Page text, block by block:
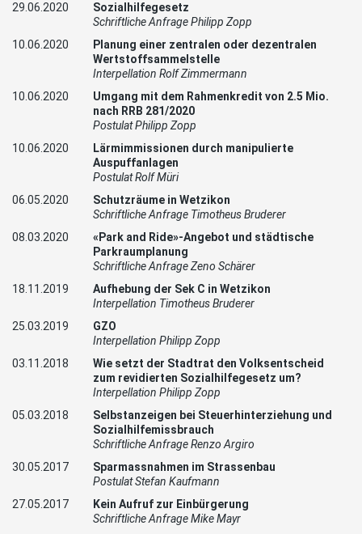
29.06.2020
Sozialhilfegesetz
Schriftliche Anfrage Philipp Zopp
10.06.2020
Planung einer zentralen oder dezentralen
Wertstoffsammelstelle
Interpellation Rolf Zimmermann
10.06.2020
Umgang mit dem Rahmenkredit von 2.5 Mio.
nach RRB 281/2020
Postulat Philipp Zopp
10.06.2020
Lärmimmissionen durch manipulierte
Auspuffanlagen
Postulat Rolf Müri
06.05.2020
Schutzräume in Wetzikon
Schriftliche Anfrage Timotheus Bruderer
08.03.2020
«Park and Ride»-Angebot und städtische
Parkraumplanung
Schriftliche Anfrage Zeno Schärer
18.11.2019
Aufhebung der Sek C in Wetzikon
Interpellation Timotheus Bruderer
25.03.2019
GZO
Interpellation Philipp Zopp
03.11.2018
Wie setzt der Stadtrat den Volksentscheid
zum revidierten Sozialhilfegesetz um?
Interpellation Philipp Zopp
05.03.2018
Selbstanzeigen bei Steuerhinterziehung und
Sozialhilfemissbrauch
Schriftliche Anfrage Renzo Argiro
30.05.2017
Sparmassnahmen im Strassenbau
Postulat Stefan Kaufmann
27.05.2017
Kein Aufruf zur Einbürgerung
Schriftliche Anfrage Mike Mayr